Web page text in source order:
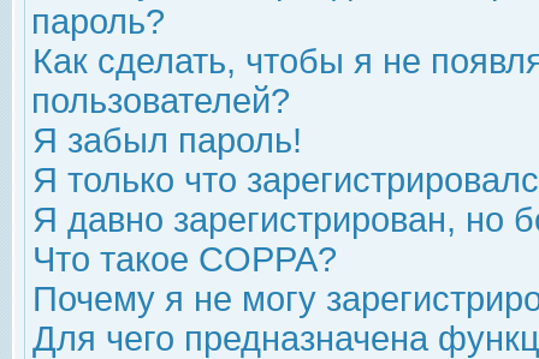
пароль?
Как сделать, чтобы я не
пользователей?
Я забыл пароль!
Я только что
Я давно зарегистрирован, но
Что такое COPPA?
Почему я не могу
Для чего предназначена